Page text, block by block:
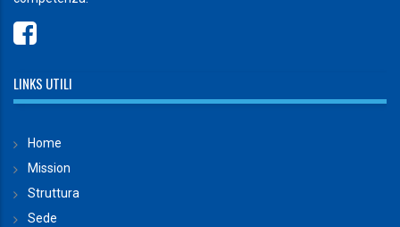
LINKS UTILI
Home
Mission
Struttura
Sede